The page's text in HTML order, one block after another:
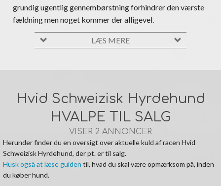
grundig ugentlig gennembørstning forhindrer den værste
fældning men noget kommer der alligevel.
LÆS MERE
Hvid Schweizisk Hyrdehund
HVALPE TIL SALG
VISER 2 ANNONCER
Herunder finder du en oversigt over aktuelle kuld af racen Hvid
Schweizisk Hyrdehund, der pt. er til salg.
Husk også at læse guiden til, hvad du skal være opmærksom på, inden
du køber hund.